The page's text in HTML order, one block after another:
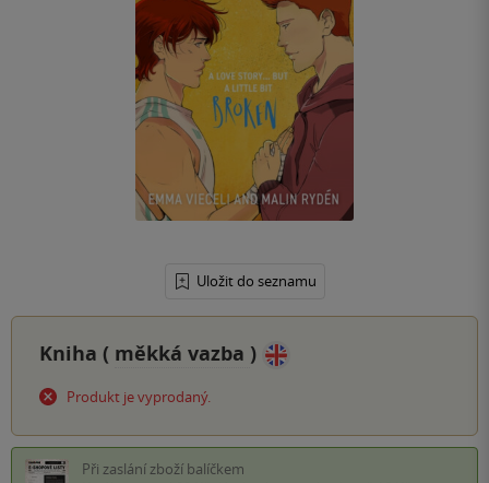
Uložit do seznamu
Kniha ( měkká vazba )
Produkt je vyprodaný.
Při zaslání zboží balíčkem